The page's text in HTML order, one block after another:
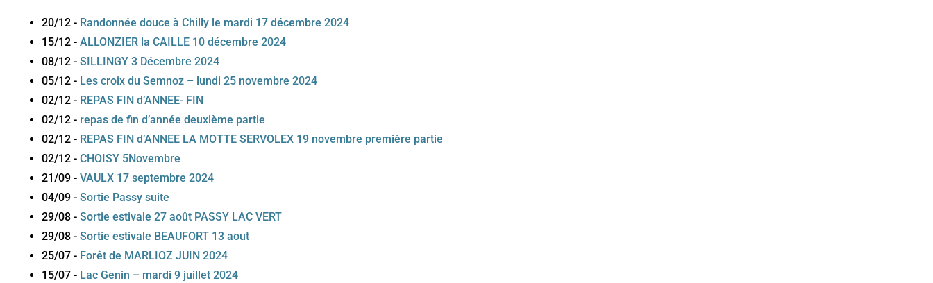
20/12 - Randonnée douce à Chilly le mardi 17 décembre 2024
15/12 - ALLONZIER la CAILLE 10 décembre 2024
08/12 - SILLINGY 3 Décembre 2024
05/12 - Les croix du Semnoz – lundi 25 novembre 2024
02/12 - REPAS FIN d’ANNEE- FIN
02/12 - repas de fin d’année deuxième partie
02/12 - REPAS FIN d’ANNEE LA MOTTE SERVOLEX 19 novembre première partie
02/12 - CHOISY 5Novembre
21/09 - VAULX 17 septembre 2024
04/09 - Sortie Passy suite
29/08 - Sortie estivale 27 août PASSY LAC VERT
29/08 - Sortie estivale BEAUFORT 13 aout
25/07 - Forêt de MARLIOZ JUIN 2024
15/07 - Lac Genin – mardi 9 juillet 2024